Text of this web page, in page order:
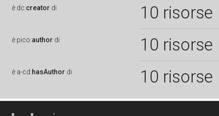
è dc:creator di 10 risorse
è pico:author di 10 risorse
è a-cd:hasAuthor di 10 risorse